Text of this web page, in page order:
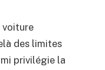
voiture
des limites
privilégie la